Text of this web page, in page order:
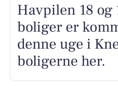
Havpilen 18 og
boliger er
denne uge i
boligerne her.